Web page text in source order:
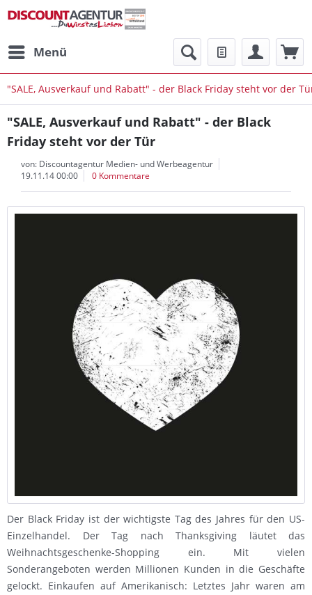
Menü
"SALE, Ausverkauf und Rabatt" - der Black Friday steht vor der
"SALE, Ausverkauf und Rabatt" - der Black
Friday steht vor der Tür
von: Discountagentur Medien- und Werbeagentur
19.11.14 00:00
0 Kommentare
Der Black Friday ist der wichtigste Tag des Jahres für den US-
Einzelhandel. Der Tag nach Thanksgiving läutet das
Weihnachtsgeschenke-Shopping ein. Mit vielen
Sonderangeboten werden Millionen Kunden in die Geschäfte
gelockt. Einkaufen auf Amerikanisch: Letztes Jahr waren am